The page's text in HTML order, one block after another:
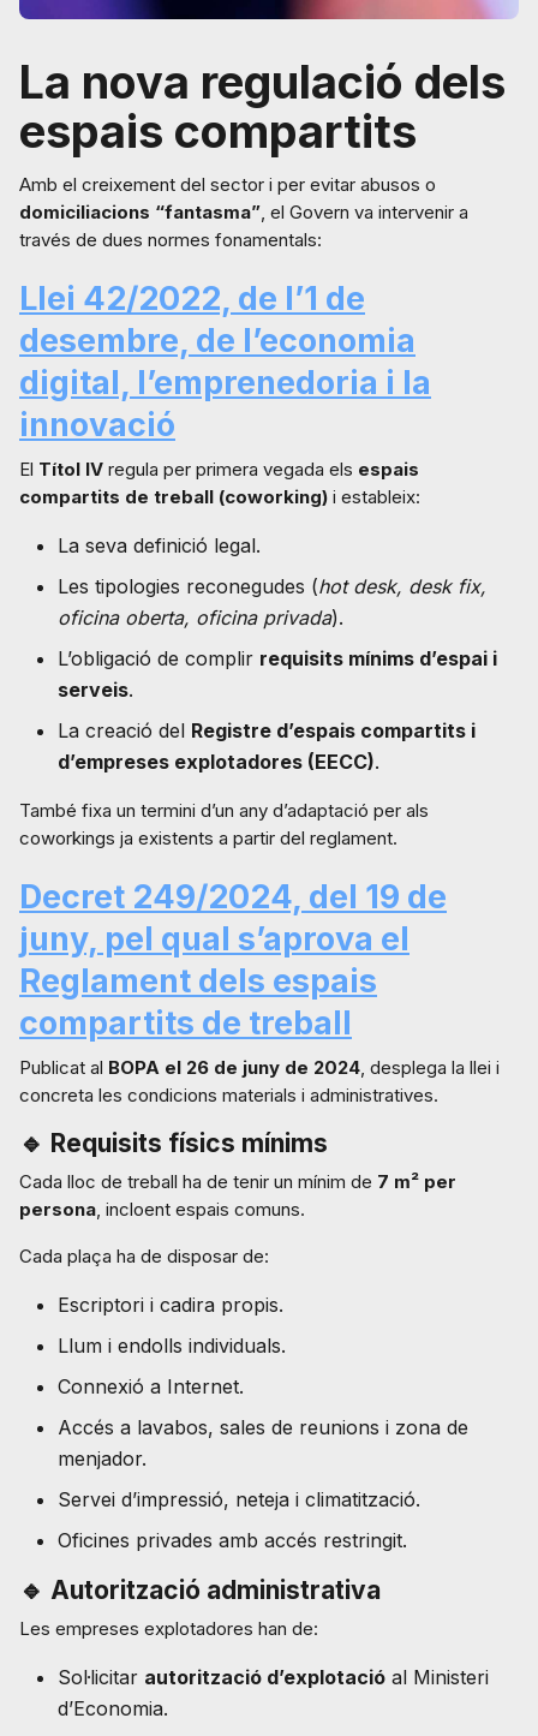
La nova regulació dels
espais compartits
Amb el creixement del sector i per evitar abusos o
domiciliacions “fantasma”, el Govern va intervenir a
través de dues normes fonamentals:
Llei 42/2022, de l’1 de
desembre, de l’economia
digital, l’emprenedoria i la
innovació
El Títol IV regula per primera vegada els espais
compartits de treball (coworking) i estableix:
La seva definició legal.
Les tipologies reconegudes (hot desk, desk fix,
oficina oberta, oficina privada).
L’obligació de complir requisits mínims d’espai i
serveis.
La creació del Registre d’espais compartits i
d’empreses explotadores (EECC).
També fixa un termini d’un any d’adaptació per als
coworkings ja existents a partir del reglament.
Decret 249/2024, del 19 de
juny, pel qual s’aprova el
Reglament dels espais
compartits de treball
Publicat al BOPA el 26 de juny de 2024, desplega la llei i
concreta les condicions materials i administratives.
🔹 Requisits físics mínims
Cada lloc de treball ha de tenir un mínim de 7 m² per
persona, incloent espais comuns.
Cada plaça ha de disposar de:
Escriptori i cadira propis.
Llum i endolls individuals.
Connexió a Internet.
Accés a lavabos, sales de reunions i zona de
menjador.
Servei d’impressió, neteja i climatització.
Oficines privades amb accés restringit.
🔹 Autorització administrativa
Les empreses explotadores han de:
Sol·licitar autorització d’explotació al Ministeri
d’Economia.